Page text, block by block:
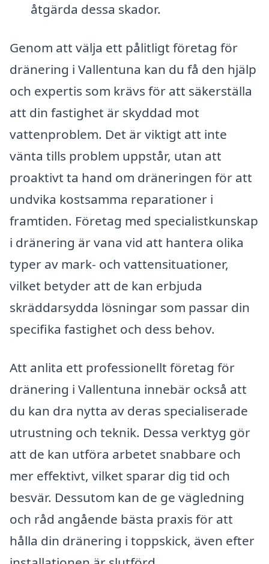
åtgärda dessa skador.
Genom att välja ett pålitligt företag för
dränering i Vallentuna kan du få den hjälp
och expertis som krävs för att säkerställa
att din fastighet är skyddad mot
vattenproblem. Det är viktigt att inte
vänta tills problem uppstår, utan att
proaktivt ta hand om dräneringen för att
undvika kostsamma reparationer i
framtiden. Företag med specialistkunskap
i dränering är vana vid att hantera olika
typer av mark- och vattensituationer,
vilket betyder att de kan erbjuda
skräddarsydda lösningar som passar din
specifika fastighet och dess behov.
Att anlita ett professionellt företag för
dränering i Vallentuna innebär också att
du kan dra nytta av deras specialiserade
utrustning och teknik. Dessa verktyg gör
att de kan utföra arbetet snabbare och
mer effektivt, vilket sparar dig tid och
besvär. Dessutom kan de ge vägledning
och råd angående bästa praxis för att
hålla din dränering i toppskick, även efter